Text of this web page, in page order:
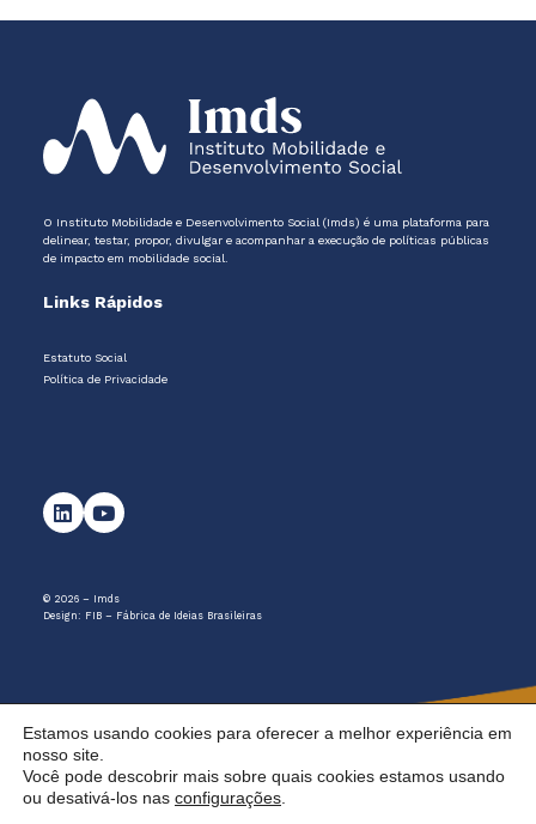
O Instituto Mobilidade e Desenvolvimento Social (Imds) é uma plataforma para
delinear, testar, propor, divulgar e acompanhar a execução de políticas públicas
de impacto em mobilidade social.
Links Rápidos
Estatuto Social
Política de Privacidade
© 2026 – Imds
Design: FIB – Fábrica de Ideias Brasileiras
Estamos usando cookies para oferecer a melhor experiência em
nosso site.
Você pode descobrir mais sobre quais cookies estamos usando
ou desativá-los nas configurações